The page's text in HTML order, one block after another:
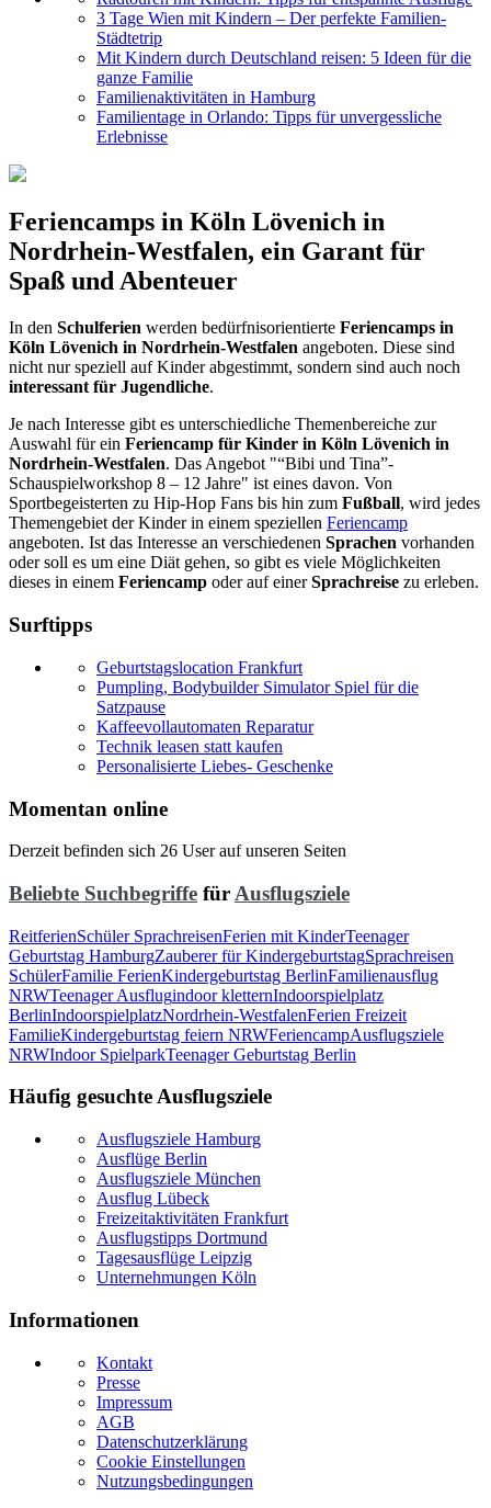
3 Tage Wien mit Kindern – Der perfekte Familien-
Städtetrip
Mit Kindern durch Deutschland reisen: 5 Ideen für die
ganze Familie
Familienaktivitäten in Hamburg
Familientage in Orlando: Tipps für unvergessliche
Erlebnisse
Feriencamps in Köln Lövenich in
Nordrhein-Westfalen, ein Garant für
Spaß und Abenteuer
In den Schulferien werden bedürfnisorientierte Feriencamps in
Köln Lövenich in Nordrhein-Westfalen angeboten. Diese sind
nicht nur speziell auf Kinder abgestimmt, sondern sind auch noch
interessant für Jugendliche.
Je nach Interesse gibt es unterschiedliche Themenbereiche zur
Auswahl für ein Feriencamp für Kinder in Köln Lövenich in
Nordrhein-Westfalen. Das Angebot "“Bibi und Tina”-
Schauspielworkshop 8 – 12 Jahre" ist eines davon. Von
Sportbegeisterten zu Hip-Hop Fans bis hin zum Fußball, wird jedes
Themengebiet der Kinder in einem speziellen Feriencamp
angeboten. Ist das Interesse an verschiedenen Sprachen vorhanden
oder soll es um eine Diät gehen, so gibt es viele Möglichkeiten
dieses in einem Feriencamp oder auf einerSprachreise zu erleben.
Surftipps
Geburtstagslocation Frankfurt
Pumpling, Bodybuilder Simulator Spiel für die
Satzpause
Kaffeevollautomaten Reparatur
Technik leasen statt kaufen
Personalisierte Liebes- Geschenke
Momentan online
Derzeit befinden sich 26 User auf unseren Seiten
Beliebte Suchbegriffe für Ausflugsziele
ReitferienSchüler SprachreisenFerien mit KinderTeenager
Geburtstag HamburgZauberer für KindergeburtstagSprachreisen
SchülerFamilie FerienKindergeburtstag BerlinFamilienausflug
NRWTeenager Ausflugindoor kletternIndoorspielplatz
BerlinIndoorspielplatzNordrhein-WestfalenFerien Freizeit
FamilieKindergeburtstag feiern NRWFeriencampAusflugsziele
NRWIndoor SpielparkTeenager Geburtstag Berlin
Häufig gesuchte Ausflugsziele
Ausflugsziele Hamburg
Ausflüge Berlin
Ausflugsziele München
Ausflug Lübeck
Freizeitaktivitäten Frankfurt
Ausflugstipps Dortmund
Tagesausflüge Leipzig
Unternehmungen Köln
Informationen
Kontakt
Presse
Impressum
AGB
Datenschutzerklärung
Cookie Einstellungen
Nutzungsbedingungen